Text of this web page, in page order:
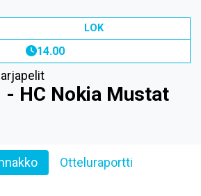
LOK
14.00
- HC Nokia Mustat
Otteluraportti